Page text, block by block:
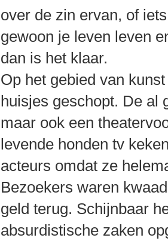
over de zin ervan, of
gewoon je leven leven
dan is het klaar.
Op het gebied van
huisjes geschopt. De al
maar ook een
levende honden tv
acteurs omdat ze
Bezoekers waren
geld terug. Schijnbaar
absurdistische zaken